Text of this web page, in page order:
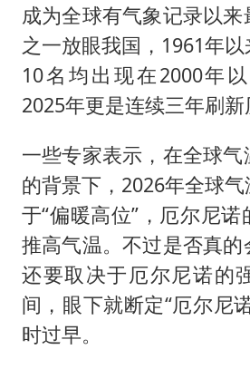
成为全球有气象记录以
之一放眼我国，1961年
10名均出现在2000年
2025年更是连续三年刷新
一些专家表示，在全球
的背景下，2026年全球
于“偏暖高位”，厄尔尼
推高气温。不过是否真的
还要取决于厄尔尼诺的
间，眼下就断定“厄尔尼
时过早。